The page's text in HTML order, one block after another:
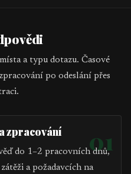
a typu dotazu. Časové
po odeslání přes
01
zpracování
do 1–2 pracovních dnů,
a požadavcích na